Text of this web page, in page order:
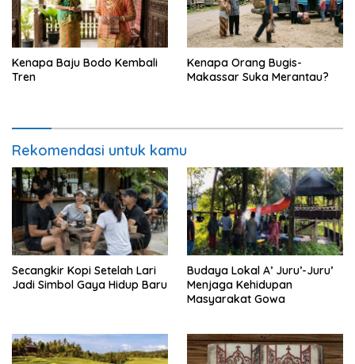
Kenapa Baju Bodo Kembali
Tren
Kenapa Orang Bugis-
Makassar Suka Merantau?
Rekomendasi untuk kamu
Secangkir Kopi Setelah Lari
Jadi Simbol Gaya Hidup Baru
Budaya Lokal A’ Juru’-Juru’
Menjaga Kehidupan
Masyarakat Gowa